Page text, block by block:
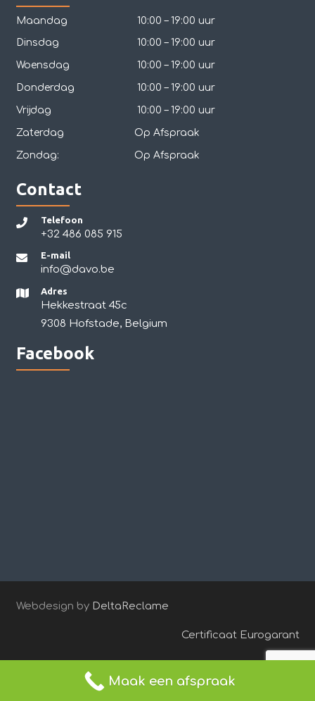
Maandag 10:00 – 19:00 uur
Dinsdag 10:00 – 19:00 uur
Woensdag 10:00 – 19:00 uur
Donderdag 10:00 – 19:00 uur
Vrijdag 10:00 – 19:00 uur
Zaterdag Op Afspraak
Zondag: Op Afspraak
Contact
Telefoon
+32 486 085 915
E-mail
info@davo.be
Adres
Hekkestraat 45c
9308 Hofstade, Belgium
Facebook
Webdesign by DeltaReclame
Certificaat Eurogarant
Maak een afspraak